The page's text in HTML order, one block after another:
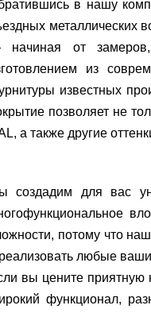
в нашу
металлических
от замеров,
из
известных
позволяет не
а также другие
создадим для вас
потому что
любые
вы цените приятную
функционал,